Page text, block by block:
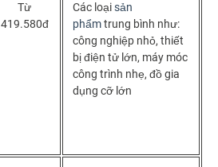
Từ
419.580đ
Các loạisản
phẩmtrung bình như:
công nghiệp nhỏ, thiết
bị điện tử lớn, máy móc
công trình nhẹ, đồ gia
dụng cỡ lớn